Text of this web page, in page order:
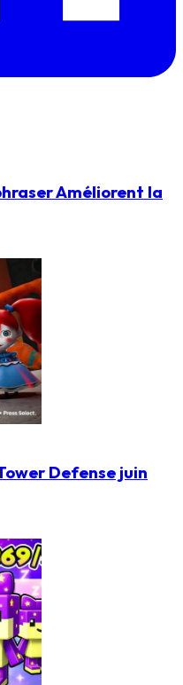
Améliorent la
Defense juin